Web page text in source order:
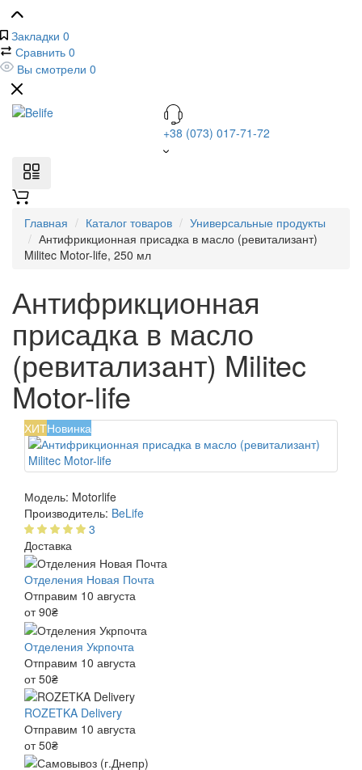
Закладки 0
Сравнить 0
Вы смотрели 0
+38 (073) 017-71-72
Главная Каталог товаров
Универсальные продукты
Антифрикционная присадка в масло (ревитализант)
Militec Motor-life, 250 мл
Антифрикционная
присадка в масло
(ревитализант) Militec
Motor-life
ХИТНовинка
Модель: Motorlife
Производитель: BeLife
3
Доставка
Отделения Новая Почта
Отправим 10 августа
от 90₴
Отделения Укрпочта
Отправим 10 августа
от 50₴
ROZETKA Delivery
Отправим 10 августа
от 50₴